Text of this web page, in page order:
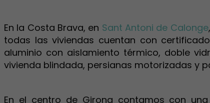
En la Costa Brava, en Sant Antoni de Calonge
todas las viviendas cuentan con
aluminio con aislamiento térmico, doble
vivienda blindada, persianas motorizadas y
En el centro de Girona contamos con